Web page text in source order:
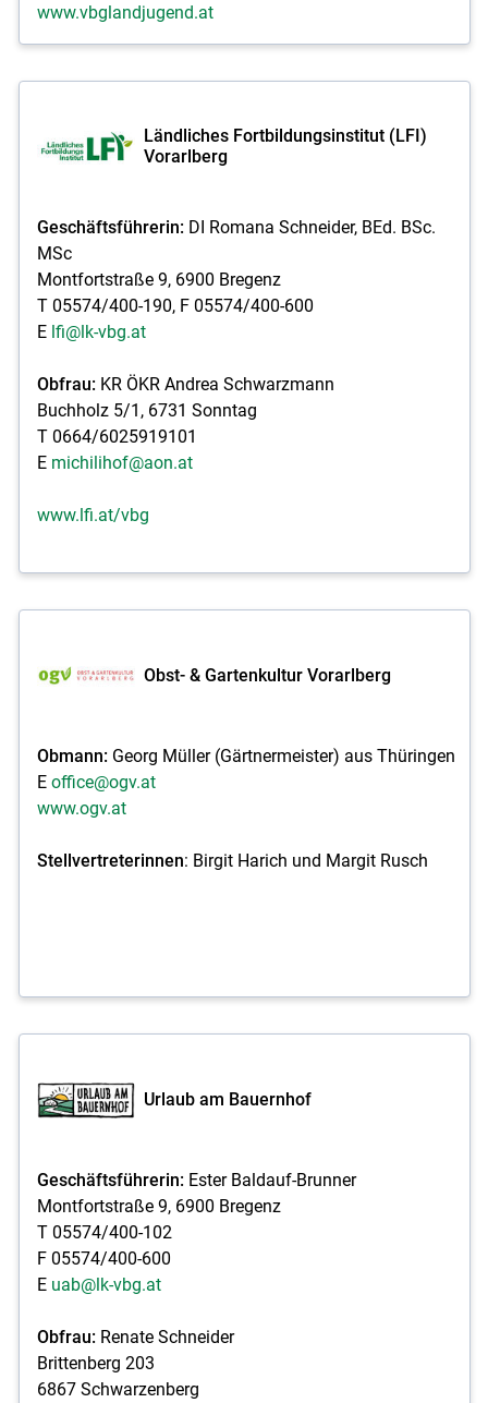
www.vbglandjugend.at
Ländliches Fortbildungsinstitut (LFI)
Vorarlberg
Geschäftsführerin:DI Romana Schneider, BEd. BSc.
MSc
Montfortstraße 9, 6900 Bregenz
T 05574/400-190, F 05574/400-600
E lfi@lk-vbg.at
Obfrau:KR ÖKR Andrea Schwarzmann
Buchholz 5/1, 6731 Sonntag
T 0664/6025919101
E michilihof@aon.at
www.lfi.at/vbg
Obst- & Gartenkultur Vorarlberg
Obmann: Georg Müller (Gärtnermeister) aus Thüringen
E office@ogv.at
www.ogv.at
Stellvertreterinnen: Birgit Harich und Margit Rusch
Urlaub am Bauernhof
Geschäftsführerin: Ester Baldauf-Brunner
Montfortstraße 9, 6900 Bregenz
T 05574/400-102
F 05574/400-600
E uab@lk-vbg.at
Obfrau:Renate Schneider
Brittenberg 203
6867 Schwarzenberg